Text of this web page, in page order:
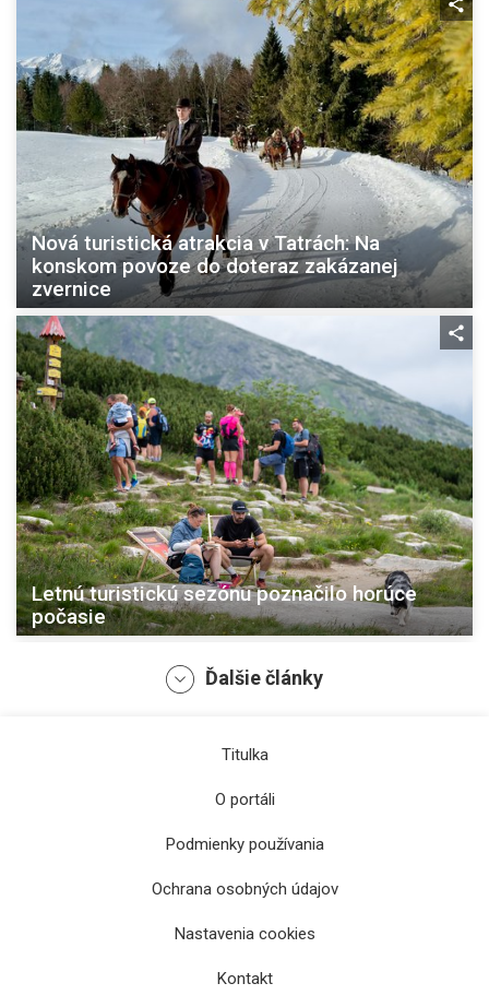
Nová turistická atrakcia v Tatrách: Na
konskom povoze do doteraz zakázanej
zvernice
Letnú turistickú sezónu poznačilo horúce
počasie
Tatranskí ochranári upozorňujú turistov na
meteorologické a hydrologické výstrahy
Ďalšie články
Titulka
O portáli
Podmienky používania
Ochrana osobných údajov
Nastavenia cookies
Kontakt